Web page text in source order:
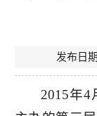
发布
2015年4